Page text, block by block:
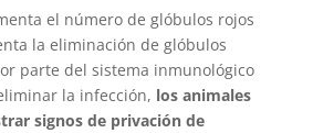
el número de glóbulos rojos
la eliminación de glóbulos
parte del sistema inmunológico
la infección, los animales
signos de privación de